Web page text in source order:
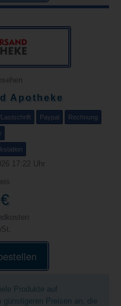
Apotheke
Lastschrift Paypal Rechnung
17:22 Uhr
Produkte auf
Preisen an, die